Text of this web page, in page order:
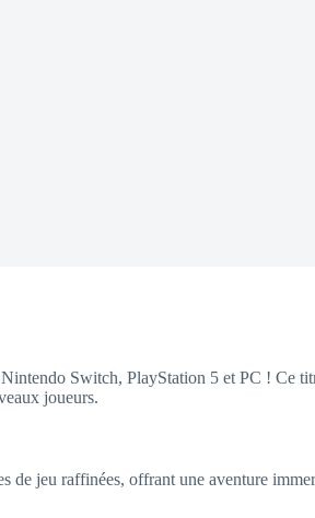
Switch, PlayStation 5 et PC ! Ce
joueurs.
de jeu raffinées, offrant une aventure